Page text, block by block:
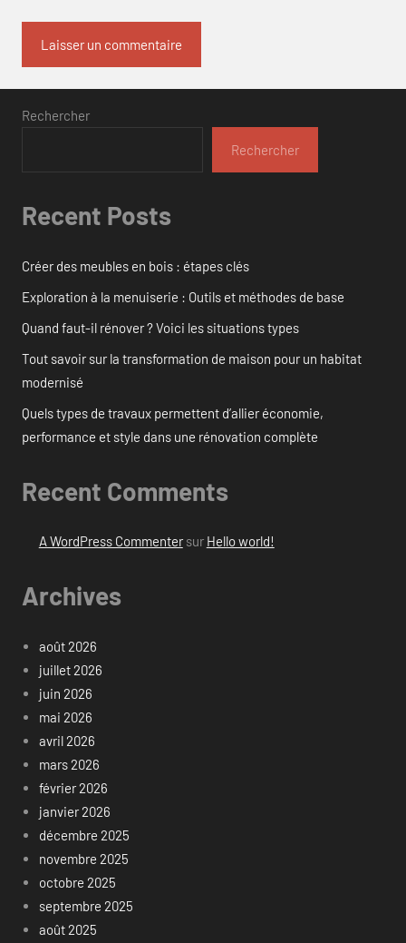
Rechercher
Rechercher
Recent Posts
Créer des meubles en bois : étapes clés
Exploration à la menuiserie : Outils et méthodes de base
Quand faut-il rénover ? Voici les situations types
Tout savoir sur la transformation de maison pour un habitat
modernisé
Quels types de travaux permettent d’allier économie,
performance et style dans une rénovation complète
Recent Comments
A WordPress Commentersur Hello world!
Archives
août 2026
juillet 2026
juin 2026
mai 2026
avril 2026
mars 2026
février 2026
janvier 2026
décembre 2025
novembre 2025
octobre 2025
septembre 2025
août 2025